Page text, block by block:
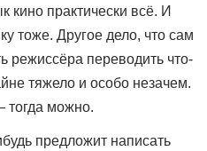
кино практически всё. И
тоже. Другое дело, что сам
режиссёра переводить что-
тяжело и особо незачем.
тогда можно.
предложит написать